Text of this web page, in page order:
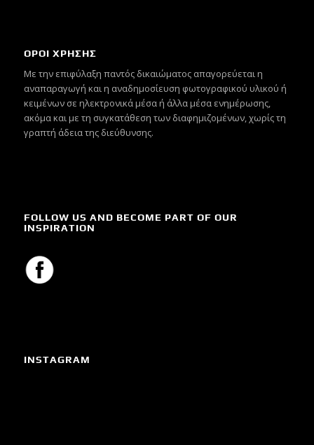
ΟΡΟΙ ΧΡΗΣΗΣ
Mε την επιφύλαξη παντός δικαιώματος απαγορεύεται η
αναπαραγωγή και η αναδημοσίευση φωτογραφικού υλικού ή
κειμένων σε ηλεκτρονικά μέσα ή άλλα μέσα ενημέρωσης,
ακόμα και με τη συγκατάθεση των διαφημιζομένων, χωρίς τη
γραπτή άδεια της διεύθυνσης.
FOLLOW US AND BECOME PART OF OUR
INSPIRATION
INSTAGRAM